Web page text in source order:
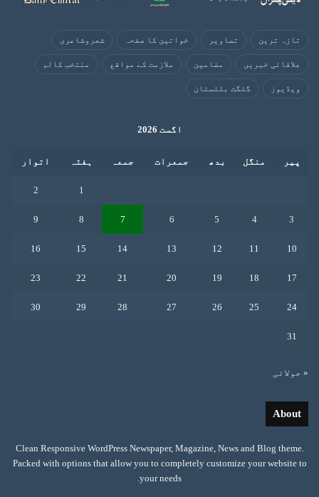
تازہ ترین تصاویر خواتین کا صفحہ شعروشاعری
علاقائی خبریں مضامین ملازمت کے مواقع منتخب کالم
ویڈیوز گلگت بلتستان
اگست 2026
پیر منگل بدھ جمعرات جمعہ ہفتہ اتوار
1
2
3
4
5
6
7
8
9
10
11
12
13
14
15
16
17
18
19
20
21
22
23
24
25
26
27
28
29
30
31
« جولائی
About
Clean Responsive WordPress Newspaper, Magazine, News and Blog theme.
Packed with options that allow you to completely customize your website to
your needs.